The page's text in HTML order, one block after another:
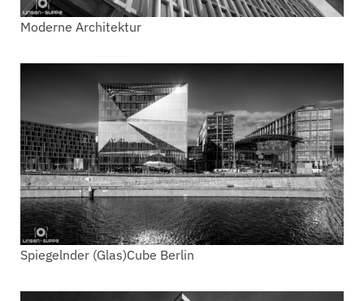
Moderne Architektur
Spiegelnder (Glas)Cube Berlin